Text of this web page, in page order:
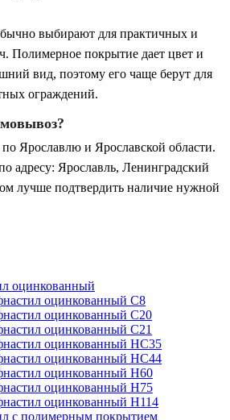
выбирают для практичных и
Полимерное покрытие дает цвет и
вид, поэтому его чаще берут для
ограждений.
по Ярославлю и Ярославской области.
адресу: Ярославль, Ленинградский
лучше подтвердить наличие нужной
оцинкованный
оцинкованный С8
оцинкованный С20
оцинкованный С21
оцинкованный НС35
оцинкованный НС44
оцинкованный Н60
оцинкованный Н75
оцинкованный Н114
с полимерным покрытием